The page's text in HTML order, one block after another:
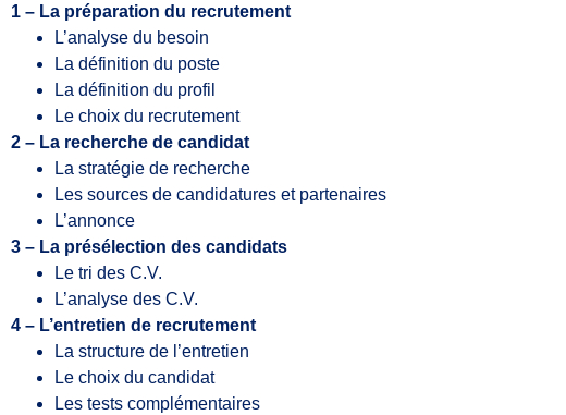
1 – La préparation du recrutement
L’analyse du besoin
La définition du poste
La définition du profil
Le choix du recrutement
2 – La recherche de candidat
La stratégie de recherche
Les sources de candidatures et partenaires
L’annonce
3 – La présélection des candidats
Le tri des C.V.
L’analyse des C.V.
4 – L’entretien de recrutement
La structure de l’entretien
Le choix du candidat
Les tests complémentaires